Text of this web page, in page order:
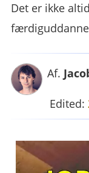
Det er ikke
Af.
Edited: